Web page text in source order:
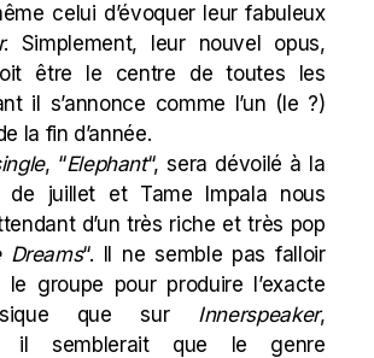
celui d’évoquer leur fabuleux
. Simplement, leur nouvel opus,
être le centre de toutes les
il s’annonce comme l’un (le ?)
la fin d’année.
, “Elephant“, sera dévoilé à la
juillet et Tame Impala nous
d’un très riche et très pop
Dreams“. Il ne semble pas falloir
groupe pour produire l’exacte
que sur Innerspeaker,
il semblerait que le genre